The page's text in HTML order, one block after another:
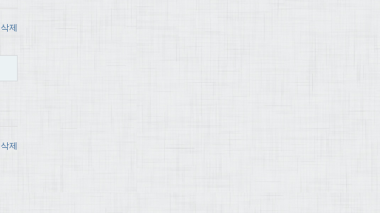
삭제
삭제